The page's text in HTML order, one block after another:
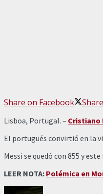
Share on Facebook
Lisboa, Portugal. – Cristiano
El portugués convirtió en la
Messi se quedó con 855 y
LEER NOTA: Polémica en